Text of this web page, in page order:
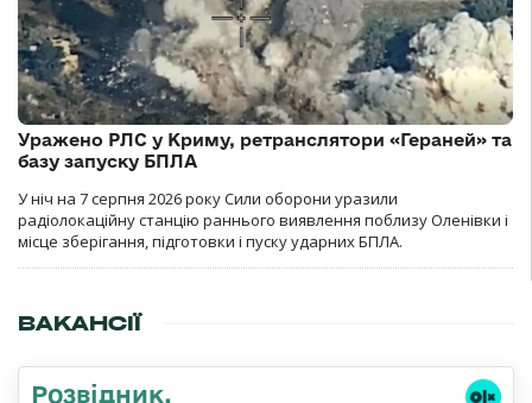
Уражено РЛС у Криму, ретранслятори «Гераней» та
базу запуску БПЛА
У ніч на 7 серпня 2026 року Сили оборони уразили
радіолокаційну станцію раннього виявлення поблизу Оленівки і
місце зберігання, підготовки і пуску ударних БПЛА.
ВАКАНСІЇ
Розвідник,